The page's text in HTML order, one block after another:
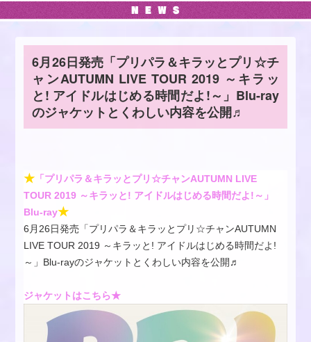
6月26日発売「プリパラ＆キラッとプリ☆チ
ャンAUTUMN LIVE TOUR 2019 ～キラッ
と! アイドルはじめる時間だよ!～」Blu-ray
のジャケットとくわしい内容を公開♬
★ 「 プリパラ＆キラッとプリ☆チャンAUTUMN LIVE
TOUR 2019 ～キラッと! アイドルはじめる時間だよ!～ 」
Blu-ray★
6月26日発売「プリパラ＆キラッとプリ☆チャンAUTUMN
LIVE TOUR 2019 ～キラッと! アイドルはじめる時間だよ!
～」Blu-rayのジャケットとくわしい内容を公開♬
ジャケットはこちら★